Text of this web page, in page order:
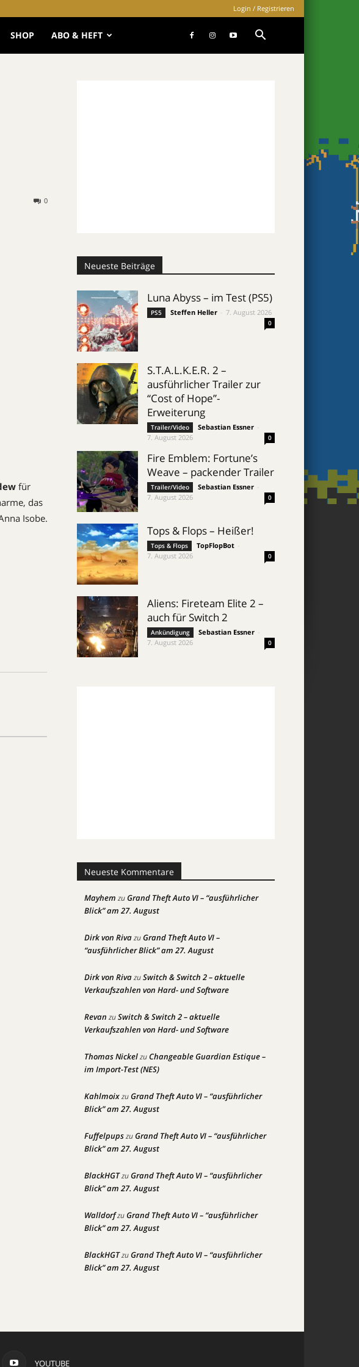
Login / Registrieren
SHOP ABO & HEFT
0
für
das
Isobe.
Neueste Beiträge
Luna Abyss – im Test (PS5)
PS5 Steffen Heller 7. August 2026
0
S.T.A.L.K.E.R. 2 –
ausführlicher Trailer zur
“Cost of Hope”-
Erweiterung
Trailer/Video Sebastian Essner
7. August 2026
0
Fire Emblem: Fortune’s
Weave – packender Trailer
Trailer/Video Sebastian Essner
7. August 2026
0
Tops & Flops – Heißer!
Tops & Flops TopFlopBot
7. August 2026
0
Aliens: Fireteam Elite 2 –
auch für Switch 2
Ankündigung Sebastian Essner
7. August 2026
0
Neueste Kommentare
Mayhem zuGrand Theft Auto VI – “ausführlicher
Blick” am 27. August
Dirk von RivazuGrand Theft Auto VI –
“ausführlicher Blick” am 27. August
Dirk von RivazuSwitch & Switch 2 – aktuelle
Verkaufszahlen von Hard- und Software
Revan zuSwitch & Switch 2 – aktuelle
Verkaufszahlen von Hard- und Software
Thomas NickelzuChangeable Guardian Estique –
im Import-Test (NES)
KahlmoixzuGrand Theft Auto VI – “ausführlicher
Blick” am 27. August
FuffelpupszuGrand Theft Auto VI – “ausführlicher
Blick” am 27. August
BlackHGTzuGrand Theft Auto VI – “ausführlicher
Blick” am 27. August
WalldorfzuGrand Theft Auto VI – “ausführlicher
Blick” am 27. August
BlackHGTzuGrand Theft Auto VI – “ausführlicher
Blick” am 27. August
YOUTUBE